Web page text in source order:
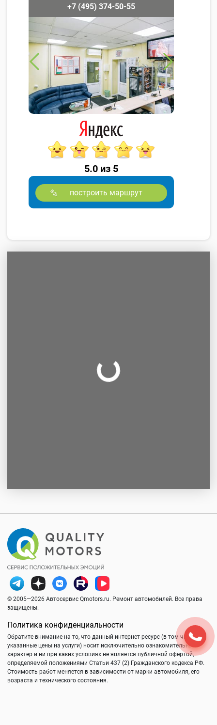
+7 (495) 374-50-55
5.0 из 5
построить маршрут
© 2005—2026 Автосервис Qmotors.ru. Ремонт автомобилей. Все права
защищены.
Политика конфиденциальности
Обратите внимание на то, что данный интернет-ресурс (в том числе
указанные цены на услуги) носит исключительно ознакомительный
характер и ни при каких условиях не является публичной офертой,
определяемой положениями Статьи 437 (2) Гражданского кодекса РФ.
Стоимость работ меняется в зависимости от марки автомобиля, его
возраста и технического состояния.